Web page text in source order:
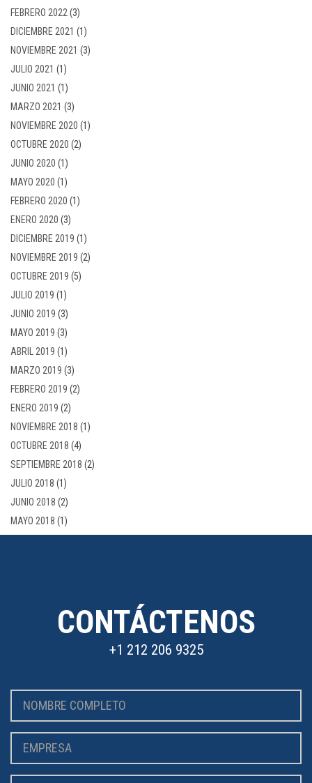
FEBRERO 2022 (3)
DICIEMBRE 2021 (1)
NOVIEMBRE 2021 (3)
JULIO 2021 (1)
JUNIO 2021 (1)
MARZO 2021 (3)
NOVIEMBRE 2020 (1)
OCTUBRE 2020 (2)
JUNIO 2020 (1)
MAYO 2020 (1)
FEBRERO 2020 (1)
ENERO 2020 (3)
DICIEMBRE 2019 (1)
NOVIEMBRE 2019 (2)
OCTUBRE 2019 (5)
JULIO 2019 (1)
JUNIO 2019 (3)
MAYO 2019 (3)
ABRIL 2019 (1)
MARZO 2019 (3)
FEBRERO 2019 (2)
ENERO 2019 (2)
NOVIEMBRE 2018 (1)
OCTUBRE 2018 (4)
SEPTIEMBRE 2018 (2)
JULIO 2018 (1)
JUNIO 2018 (2)
MAYO 2018 (1)
CONTÁCTENOS
+1 212 206 9325